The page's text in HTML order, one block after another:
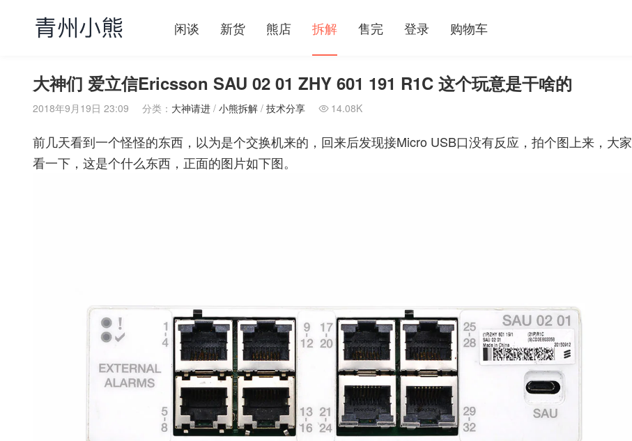
闲谈 新货 熊店 拆解 售完 登录 购物车
大神们 爱立信Ericsson SAU 02 01 ZHY 601 191 R1C 这个玩意是干啥的
2018年9月19日 23:09 分类： 大神请进 / 小熊拆解 / 技术分享  14.08K
前几天看到一个怪怪的东西，以为是个交换机来的，回来后发现接Micro USB口没有反应，拍个图上来，大家
看一下，这是个什么东西，正面的图片如下图。